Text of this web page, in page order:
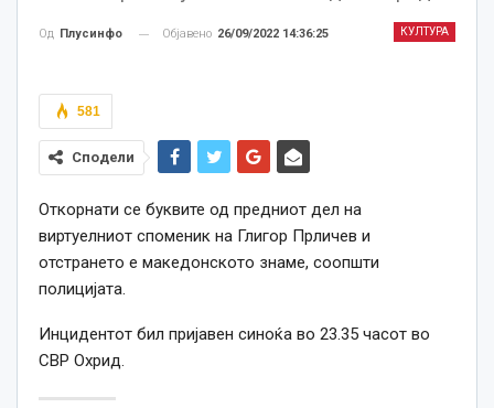
КУЛТУРА
Од Плусинфо Објавено 26/09/2022 14:36:25
581
Сподели
Откорнати се буквите од предниот дел на
виртуелниот споменик на Глигор Прличев и
отстрането е македонското знаме, соопшти
полицијата.
Инцидентот бил пријавен синоќа во 23.35 часот во
СВР Охрид.